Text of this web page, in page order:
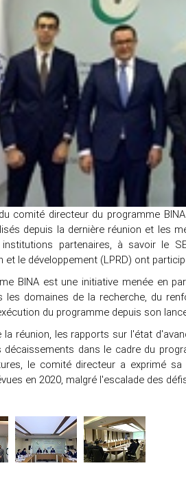
comité directeur du programme
depuis la dernière réunion et les
partenaires, à savoir le
et le développement (LPRD) ont
BINA est une initiative menée en
les domaines de la recherche, du
du programme depuis son
la réunion, les rapports sur l'état
décaissements dans le cadre du
le comité directeur a exprimé
en 2020, malgré l'escalade des